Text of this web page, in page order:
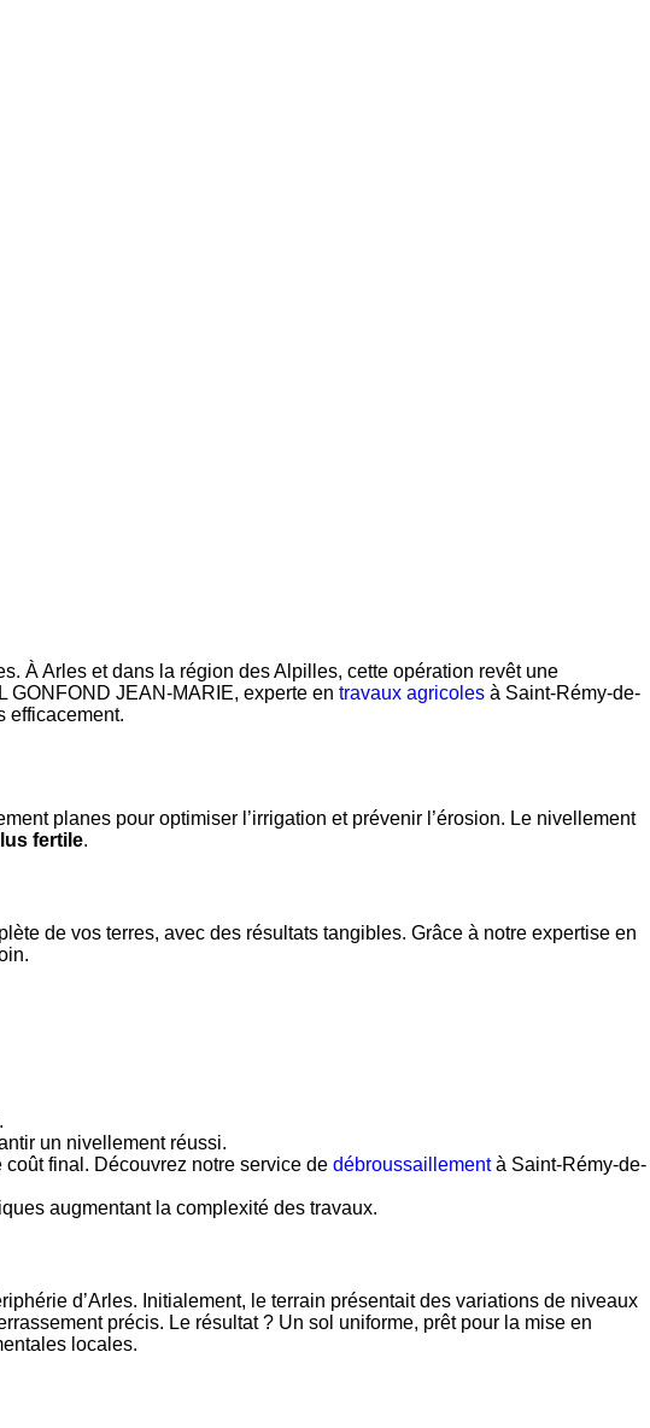
À Arles et dans la région des Alpilles, cette opération revêt une
GONFOND JEAN-MARIE, experte en travaux agricoles à Saint-Rémy-de-
efficacement.
planes pour optimiser l’irrigation et prévenir l’érosion. Le nivellement
fertile.
de vos terres, avec des résultats tangibles. Grâce à notre expertise en
un nivellement réussi.
final. Découvrez notre service de débroussaillementà Saint-Rémy-de-
augmentant la complexité des travaux.
d’Arles. Initialement, le terrain présentait des variations de niveaux
précis. Le résultat ? Un sol uniforme, prêt pour la mise en
locales.